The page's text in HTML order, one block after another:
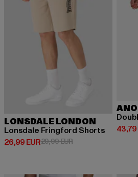
LONSDALE LONDON
Lonsdale Fringford Shorts
26,99 EUR
Prix courant: 26,99 EUR
29,99 EURPrix en promotion:
43,79
Prix